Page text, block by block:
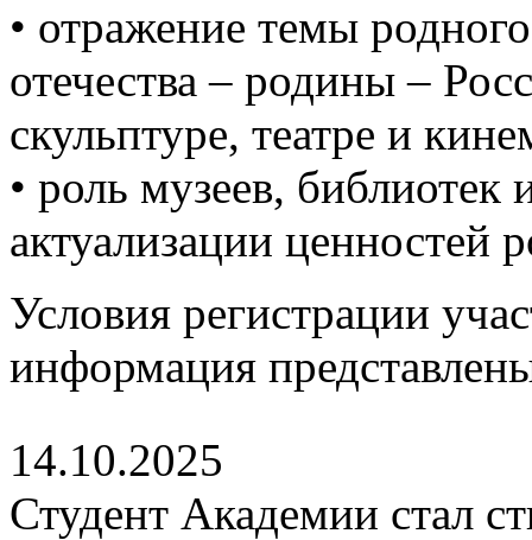
• отражение темы
отечества – родины –
скульптуре, театре и
• роль музеев,
актуализации ценностей
Условия регистрации
информация
14.10.2025
Студент Академии стал